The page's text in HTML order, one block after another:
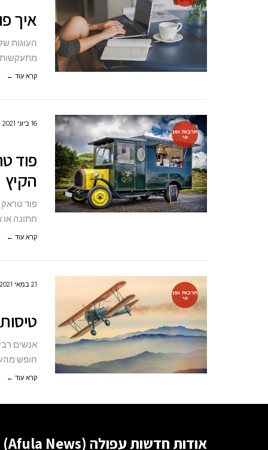
איך
העוגות
קרא עוד ←
תרבות ופנ
אי
16 ביוני 2021
פוד
הקיץ
פוד
חתונה או
קרא עוד ←
תרבות ופנ
אי
21 במאי 2021
אנשים
חופש
קרא עוד ←
אודות חדשות עפולה (Afula News)